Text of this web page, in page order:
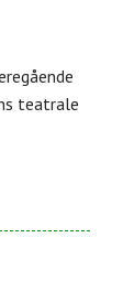
teatrale